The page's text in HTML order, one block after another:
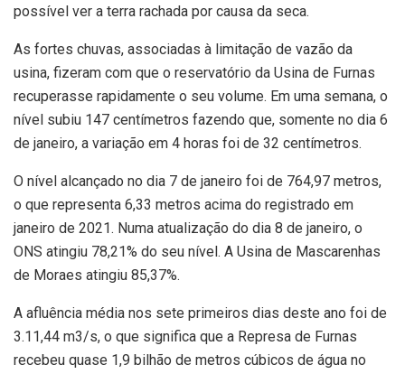
possível ver a terra rachada por causa da seca.
As fortes chuvas, associadas à limitação de vazão da
usina, fizeram com que o reservatório da Usina de Furnas
recuperasse rapidamente o seu volume. Em uma semana, o
nível subiu 147 centímetros fazendo que, somente no dia 6
de janeiro, a variação em 4 horas foi de 32 centímetros.
O nível alcançado no dia 7 de janeiro foi de 764,97 metros,
o que representa 6,33 metros acima do registrado em
janeiro de 2021. Numa atualização do dia 8 de janeiro, o
ONS atingiu 78,21% do seu nível. A Usina de Mascarenhas
de Moraes atingiu 85,37%.
A afluência média nos sete primeiros dias deste ano foi de
3.11,44 m3/s, o que significa que a Represa de Furnas
recebeu quase 1,9 bilhão de metros cúbicos de água no